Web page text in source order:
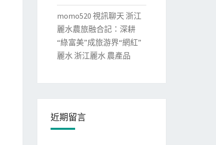
momo520 視訊聊天 浙江
麗水農旅融合記：深耕
“綠富美”成旅游界“網紅”
麗水 浙江麗水 農產品
近期留言